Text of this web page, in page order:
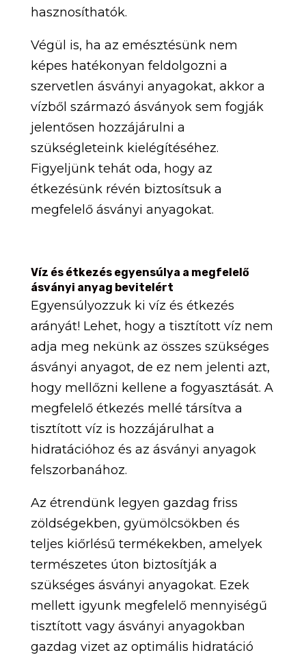
hasznosíthatók.
Végül is, ha az emésztésünk nem
képes hatékonyan feldolgozni a
szervetlen ásványi anyagokat, akkor a
vízből származó ásványok sem fogják
jelentősen hozzájárulni a
szükségleteink kielégítéséhez.
Figyeljünk tehát oda, hogy az
étkezésünk révén biztosítsuk a
megfelelő ásványi anyagokat.
Víz és étkezés egyensúlya a megfelelő
ásványi anyag bevitelért
Egyensúlyozzuk ki víz és étkezés
arányát! Lehet, hogy a tisztított víz nem
adja meg nekünk az összes szükséges
ásványi anyagot, de ez nem jelenti azt,
hogy mellőzni kellene a fogyasztását. A
megfelelő étkezés mellé társítva a
tisztított víz is hozzájárulhat a
hidratációhoz és az ásványi anyagok
felszorbanához.
Az étrendünk legyen gazdag friss
zöldségekben, gyümölcsökben és
teljes kiőrlésű termékekben, amelyek
természetes úton biztosítják a
szükséges ásványi anyagokat. Ezek
mellett igyunk megfelelő mennyiségű
tisztított vagy ásványi anyagokban
gazdag vizet az optimális hidratáció